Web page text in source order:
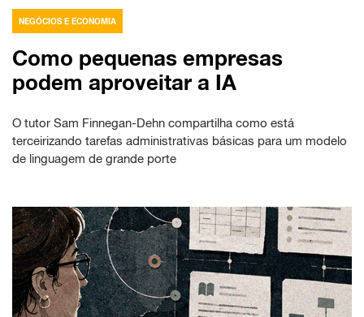
NEGÓCIOS E ECONOMIA
Como pequenas empresas
podem aproveitar a IA
O tutor Sam Finnegan-Dehn compartilha como está
terceirizando tarefas administrativas básicas para um modelo
de linguagem de grande porte